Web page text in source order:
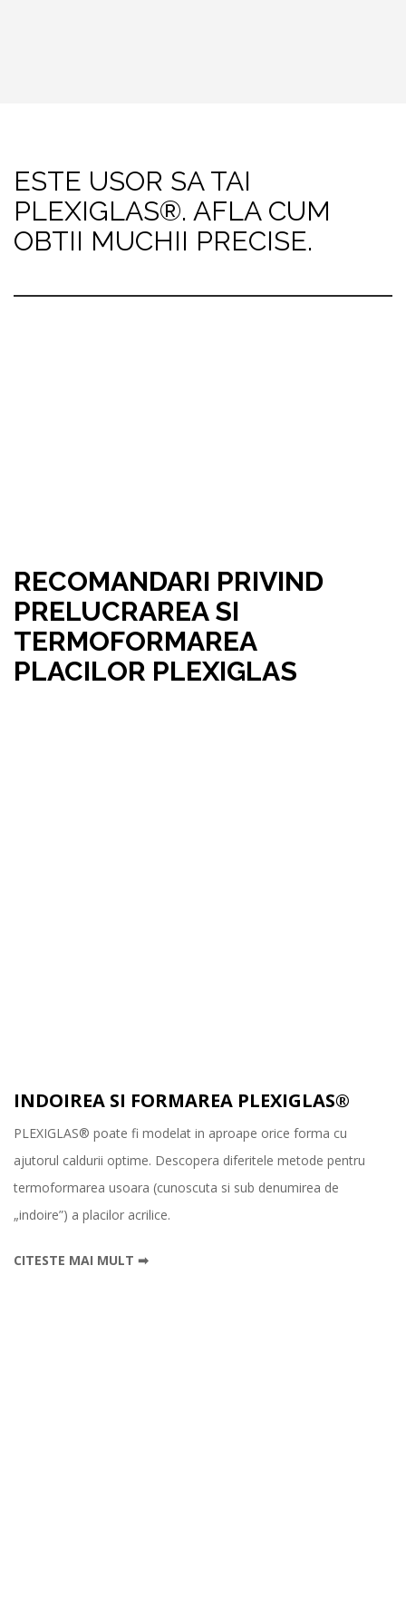
ESTE USOR SA TAI
PLEXIGLAS®. AFLA CUM
OBTII MUCHII PRECISE.
RECOMANDARI PRIVIND
PRELUCRAREA SI
TERMOFORMAREA
PLACILOR PLEXIGLAS
INDOIREA SI FORMAREA PLEXIGLAS®
PLEXIGLAS® poate fi modelat in aproape orice forma cu
ajutorul caldurii optime. Descopera diferitele metode pentru
termoformarea usoara (cunoscuta si sub denumirea de
„indoire”) a placilor acrilice.
CITESTE MAI MULT ➡